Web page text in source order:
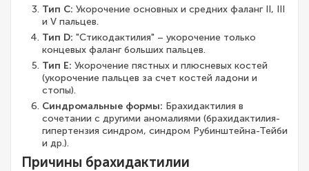
Тип C: Укорочение основных и средних фаланг II, III
и V пальцев.
Тип D: "Стикодактилия" – укорочение только
концевых фаланг больших пальцев.
Тип E: Укорочение пястных и плюсневых костей
(укорочение пальцев за счет костей ладони и
стопы).
Синдромальные формы: Брахидактилия в
сочетании с другими аномалиями (брахидактилия-
гипертензия синдром, синдром Рубинштейна-Тейби
и др.).
Причины брахидактилии